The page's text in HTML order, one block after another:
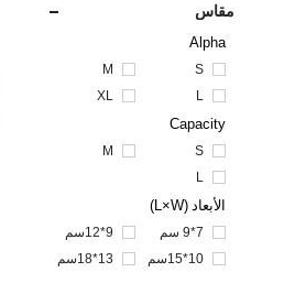
مقاس
Alpha
S
M
L
XL
Capacity
S
M
L
الأبعاد (L×W)
7*9 سم
9*12سم
10*15سم
13*18سم